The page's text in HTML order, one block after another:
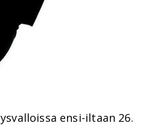
ensi-iltaan 26.